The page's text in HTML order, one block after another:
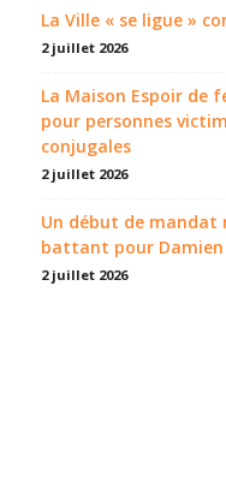
La Ville « se ligue »
2 juillet 2026
La Maison Espoir de
pour personnes
conjugales
2 juillet 2026
Un début de mandat
battant pour Damien
2 juillet 2026